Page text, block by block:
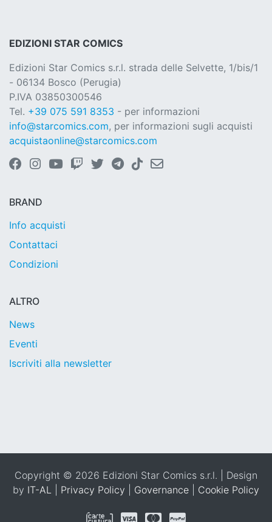
EDIZIONI STAR COMICS
Edizioni Star Comics s.r.l. strada delle Selvette, 1/bis/1
- 06134 Bosco (Perugia)
P.IVA 03850300546
Tel. +39 075 591 8353 - per informazioni
info@starcomics.com, per informazioni sugli acquisti
acquistaonline@starcomics.com
BRAND
Info acquisti
Contattaci
Condizioni
ALTRO
News
Eventi
Iscriviti alla newsletter
Copyright © 2026 Edizioni Star Comics s.r.l. | Design
by IT-AL Privacy Policy Governance Cookie Policy